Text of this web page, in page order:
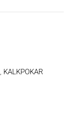
, KALKPOKAR